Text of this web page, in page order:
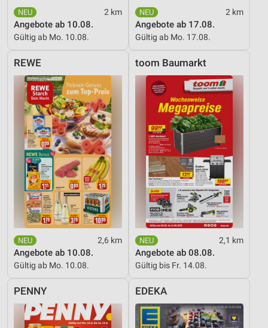
2 km
Angebote ab 10.08.
Gültig ab Mo. 10.08.
2 km
Angebote ab 17.08.
Gültig ab Mo. 17.08.
REWE
2,6 km
Angebote ab 10.08.
Gültig ab Mo. 10.08.
toom Baumarkt
2,1 km
Angebote ab 08.08.
Gültig bis Fr. 14.08.
PENNY EDEKA